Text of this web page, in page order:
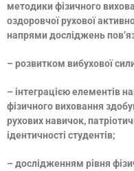
методики фізичного
оздоровчої рухової
напрями досліджень
– розвитком вибухової
– інтеграцією елементів
фізичного виховання
рухових навичок,
ідентичності студентів;
– дослідженням рівня